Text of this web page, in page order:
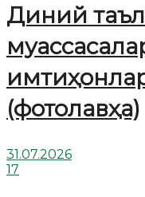
Диний
(фотолавҳа)
31.07.2026
17